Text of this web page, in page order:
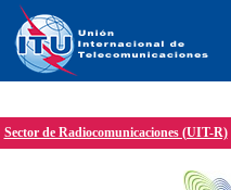
Sector de Radiocomunicaciones (UIT-R)